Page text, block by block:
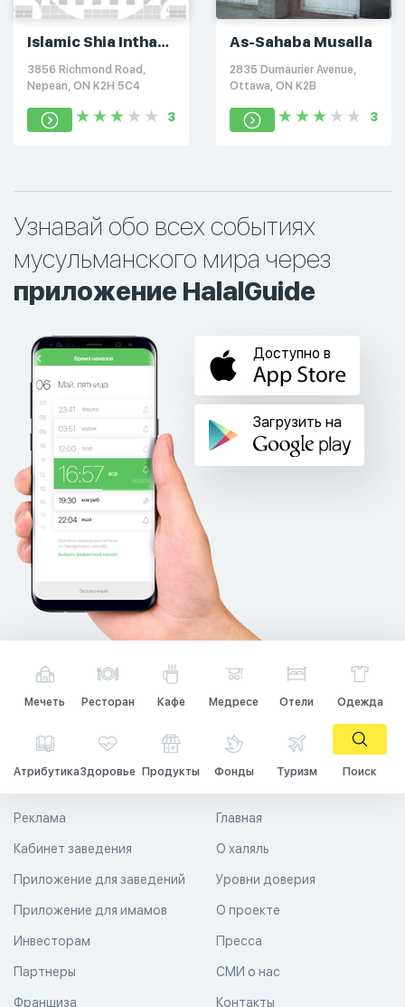
Islamic Shia Intha
Asheri Association
of Ottawa
3856 Richmond Road,
Nepean, ON K2H 5C4
3
As-Sahaba Musalla
2835 Dumaurier Avenue,
Ottawa, ON K2B
3
Узнавай обо всех событиях
мусульманского мира через
приложение HalalGuide
Доступно в
Загрузить на
Мечеть Ресторан Кафе Медресе Отели Одежда
АтрибутикаЗдоровье Продукты Фонды Туризм Поиск
Главная
О халяль
Уровни доверия
Реклама
Кабинет заведения
Приложение для заведений
Приложение для имамов О проекте
Пресса
СМИ о нас
Контакты
Инвесторам
Партнеры
Франшиза